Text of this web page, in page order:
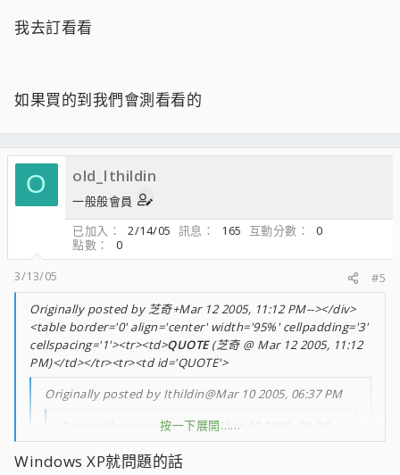
我去訂看看
如果買的到我們會測看看的
O old_Ithildin
一般般會員
已加入
2/14/05 訊息 165 互動分數
0
點數
0
3/13/05
#5
Originally posted by 芝奇+Mar 12 2005, 11:12 PM--></div>
<table border='0' align='center' width='95%' cellpadding='3'
cellspacing='1'><tr><td>QUOTE(芝奇 @ Mar 12 2005, 11:12
PM)</td></tr><tr><td id='QUOTE'>
Originally posted by Ithildin@Mar 10 2005, 06:37 PM
Originally posted by 芝奇@Mar 10 2005, 06:27
PM
<!--QuoteBegin-Ithildin按一下展開……
按一下展開……
Windows XP就問題的話